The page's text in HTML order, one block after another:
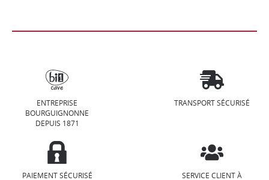
ENTREPRISE
BOURGUIGNONNE
DEPUIS 1871
TRANSPORT SÉCURISÉ
PAIEMENT SÉCURISÉ
SERVICE CLIENT À